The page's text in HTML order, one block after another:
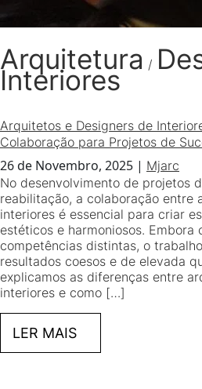
Arquitetura /
Interiores
Arquitetos e Designers de
Colaboração para Projetos de
26 de Novembro, 2025 | Mjarc
No desenvolvimento de projetos
reabilitação, a colaboração entre
interiores é essencial para criar
estéticos e harmoniosos. Embora
competências distintas, o
resultados coesos e de elevada
explicamos as diferenças entre
interiores e como […]
LER MAIS